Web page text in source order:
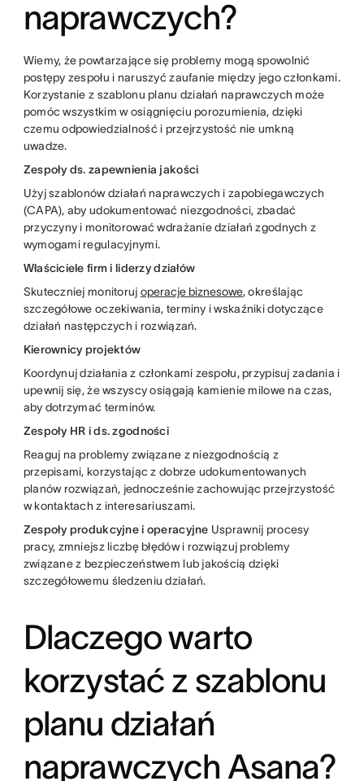
naprawczych?
Wiemy, że powtarzające się problemy mogą spowolnić
postępy zespołu i naruszyć zaufanie między jego członkami.
Korzystanie z szablonu planu działań naprawczych może
pomóc wszystkim w osiągnięciu porozumienia, dzięki
czemu odpowiedzialność i przejrzystość nie umkną
uwadze.
Zespoły ds. zapewnienia jakości
Użyj szablonów działań naprawczych i zapobiegawczych
(CAPA), aby udokumentować niezgodności, zbadać
przyczyny i monitorować wdrażanie działań zgodnych z
wymogami regulacyjnymi.
Właściciele firm i liderzy działów
Skuteczniej monitoruj operacje biznesowe, określając
szczegółowe oczekiwania, terminy i wskaźniki dotyczące
działań następczych i rozwiązań.
Kierownicy projektów
Koordynuj działania z członkami zespołu, przypisuj zadania i
upewnij się, że wszyscy osiągają kamienie milowe na czas,
aby dotrzymać terminów.
Zespoły HR i ds. zgodności
Reaguj na problemy związane z niezgodnością z
przepisami, korzystając z dobrze udokumentowanych
planów rozwiązań, jednocześnie zachowując przejrzystość
w kontaktach z interesariuszami.
Zespoły produkcyjne i operacyjne Usprawnij procesy
pracy, zmniejsz liczbę błędów i rozwiązuj problemy
związane z bezpieczeństwem lub jakością dzięki
szczegółowemu śledzeniu działań.
Dlaczego warto
korzystać z szablonu
planu działań
naprawczych Asana?